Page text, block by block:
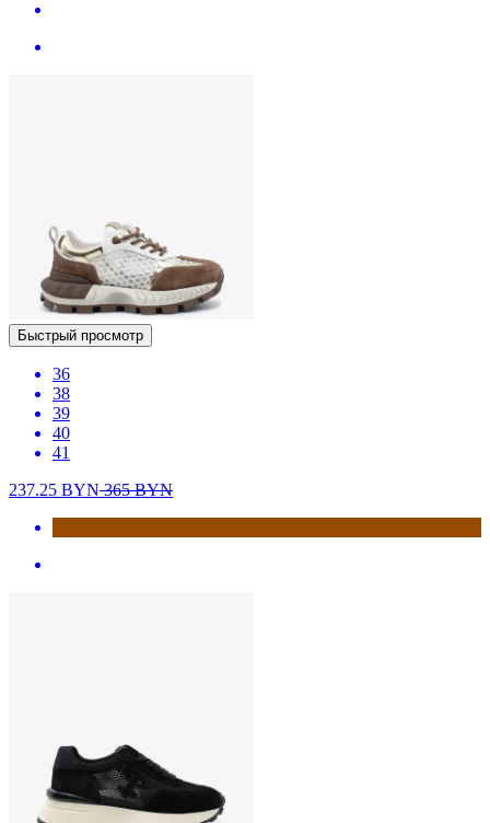
Быстрый просмотр
36
38
39
40
41
237.25 BYN365BYN